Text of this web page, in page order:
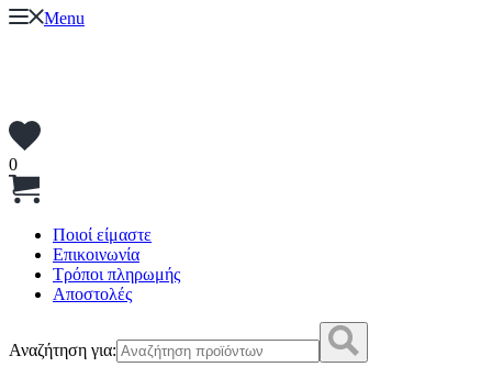
Menu
0
Ποιοί είμαστε
Επικοινωνία
Τρόποι πληρωμής
Αποστολές
Αναζήτηση για: